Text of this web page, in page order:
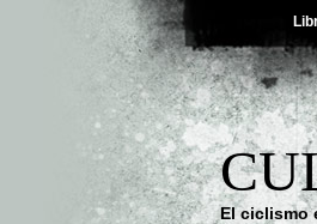
El ciclismo